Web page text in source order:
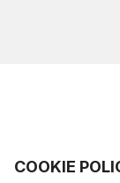
COOKIE